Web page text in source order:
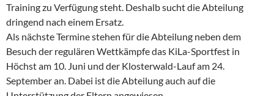
Training zu Verfügung steht. Deshalb sucht die Abteilung
dringend nach einem Ersatz.
Als nächste Termine stehen für die Abteilung neben dem
Besuch der regulären Wettkämpfe das KiLa-Sportfest in
Höchst am 10. Juni und der Klosterwald-Lauf am 24.
September an. Dabei ist die Abteilung auch auf die